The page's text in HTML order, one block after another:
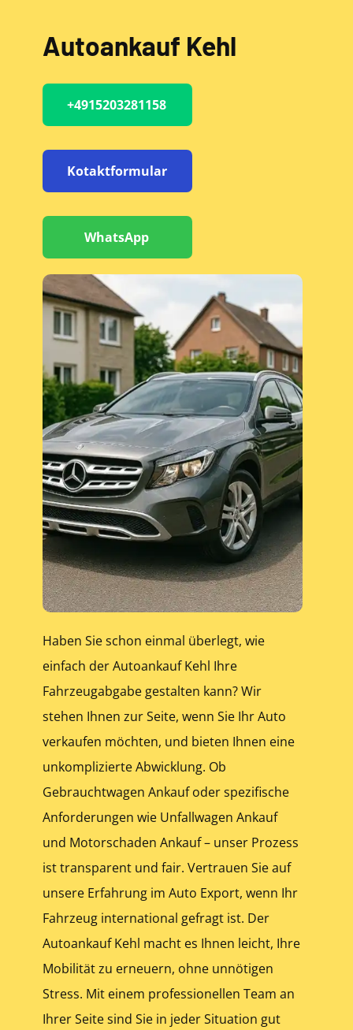
Autoankauf Kehl
+4915203281158
Kotaktformular
WhatsApp
Haben Sie schon einmal überlegt, wie
einfach der Autoankauf Kehl Ihre
Fahrzeugabgabe gestalten kann? Wir
stehen Ihnen zur Seite, wenn Sie Ihr Auto
verkaufen möchten, und bieten Ihnen eine
unkomplizierte Abwicklung. Ob
Gebrauchtwagen Ankauf oder spezifische
Anforderungen wie Unfallwagen Ankauf
und Motorschaden Ankauf – unser Prozess
ist transparent und fair. Vertrauen Sie auf
unsere Erfahrung im Auto Export, wenn Ihr
Fahrzeug international gefragt ist. Der
Autoankauf Kehl macht es Ihnen leicht, Ihre
Mobilität zu erneuern, ohne unnötigen
Stress. Mit einem professionellen Team an
Ihrer Seite sind Sie in jeder Situation gut